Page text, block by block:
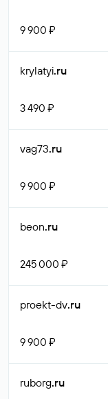
9 900 ₽
krylatyi.ru
3 490 ₽
vag73.ru
9 900 ₽
beon.ru
245 000 ₽
proekt-dv.ru
9 900 ₽
ruborg.ru